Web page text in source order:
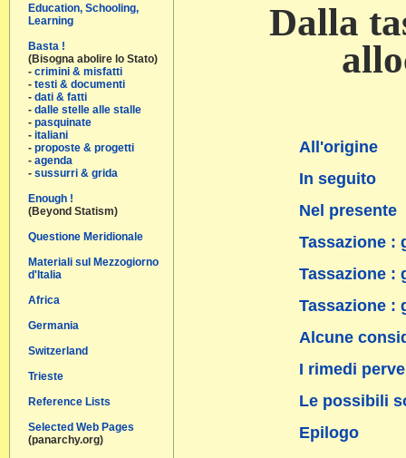
Education, Schooling,
Learning
Basta !
(Bisogna abolire lo Stato)
- crimini & misfatti
- testi & documenti
- dati & fatti
- dalle stelle alle stalle
- pasquinate
- italiani
- proposte & progetti
- agenda
- sussurri & grida
Enough !
(Beyond Statism)
Questione Meridionale
Materiali sul Mezzogiorno
d'Italia
Africa
Germania
Switzerland
Trieste
Reference Lists
Selected Web Pages
(panarchy.org)
Dalla
All'origine
In seguito
Nel presente
Tassazione :
Tassazione :
Tassazione :
Alcune
I rimedi
Le possibili
Epilogo